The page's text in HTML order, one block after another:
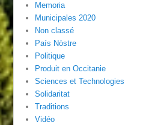
Memoria
Municipales 2020
Non classé
País Nòstre
Politique
Produit en Occitanie
Sciences et Technologies
Solidaritat
Traditions
Vidéo